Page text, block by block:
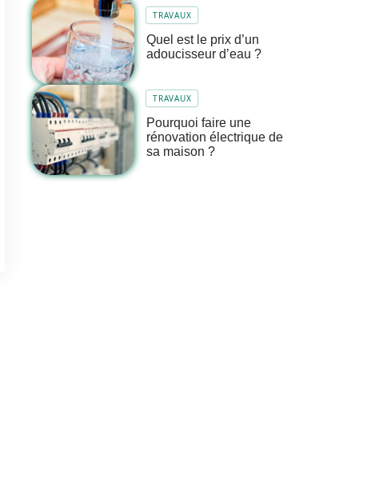
TRAVAUX
Quel est le prix d’un
adoucisseur d’eau ?
TRAVAUX
Pourquoi faire une
rénovation électrique de
sa maison ?